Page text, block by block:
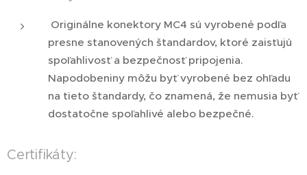
Originálne konektory MC4 sú vyrobené podľa
presne stanovených štandardov, ktoré zaisťujú
spoľahlivosť a bezpečnosť pripojenia.
Napodobeniny môžu byť vyrobené bez ohľadu
na tieto štandardy, čo znamená, že nemusia byť
dostatočne spoľahlivé alebo bezpečné.
Certifikáty: